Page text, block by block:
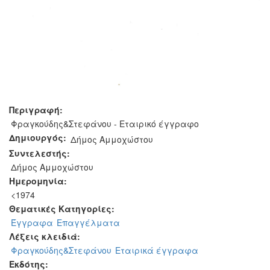
Περιγραφή:
Φραγκούδης&Στεφάνου - Εταιρικό έγγραφο
Δημιουργός: Δήμος Αμμοχώστου
Συντελεστής:
Δήμος Αμμοχώστου
Ημερομηνία:
<1974
Θεματικές Κατηγορίες:
Έγγραφα Επαγγέλματα
Λέξεις κλειδιά:
Φραγκούδης&Στεφάνου Εταιρικά έγγραφα
Εκδότης: